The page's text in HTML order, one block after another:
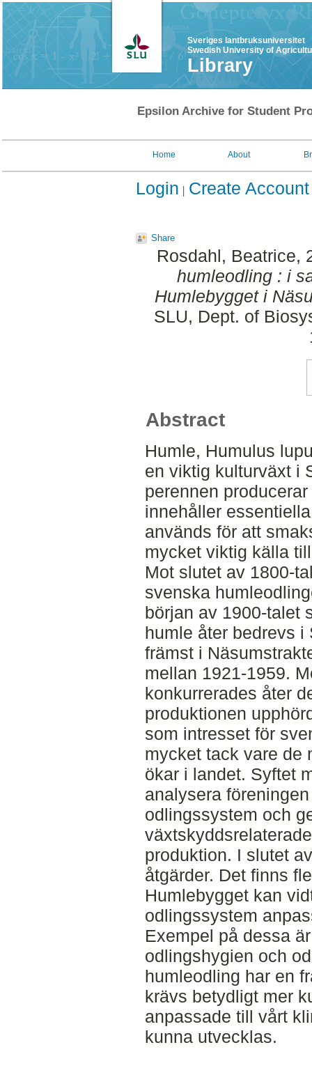
Sveriges lantbruksuniversitet
Swedish University of
Library
Epsilon Archive for Student
Home About
Login Create Account
Share
Rosdahl, Beatrice,
humleodling : i
Humlebygget i
SLU, Dept. of
Abstract
Humle, Humulus
en viktig kulturväxt i
perennen
innehåller
används för att
mycket viktig källa
Mot slutet av 1800-
svenska
början av 1900-talet
humle åter bedrevs i
främst i
mellan 1921-1959.
konkurrerades åter
produktionen
som intresset för
mycket tack vare de
ökar i landet. Syftet
analysera
odlingssystem och
produktion. I slutet
åtgärder. Det finns
Humlebygget kan
odlingssystem
Exempel på dessa
odlingshygien och
humleodling har en
krävs betydligt mer
anpassade till vårt
kunna utvecklas.